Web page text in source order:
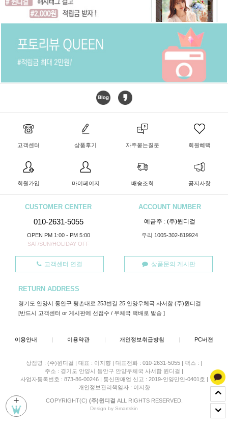
+
고객센터 상품후기 자주묻는질문 회원혜택
회원가입 마이페이지 배송조회 공지사항
CUSTOMER CENTER
010-2631-5055
OPEN PM 1:00 - PM 5:00
SAT/SUN/HOLIDAY OFF
ACCOUNT NUMBER
예금주 : (주)윈디걸
우리 1005-302-819924
고객센터 연결 상품문의 게시판
RETURN ADDRESS
경기도 안양시 동안구 평촌대로 253번길 25 안양우체국 사서함 (주)윈디걸
[반드시 고객센터 or 게시판에 선접수 / 우체국 택배로 발송 ]
이용안내 | 이용약관 | 개인정보취급방침 | PC버젼
상점명 : (주)윈디걸 | 대표 : 이지향 | 대표전화 : 010-2631-5055 | 팩스 : |
주소 : 경기도 안양시 동안구 안양우체국 사서함 윈디걸 |
사업자등록번호 : 873-86-00246 | 통신판매업 신고 : 2019-안양만안-0401호 |
개인정보관리책임자 : 이지향
COPYRIGHT(C) (주)윈디걸 ALL RIGHTS RESERVED.